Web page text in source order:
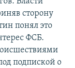
сторону
понял это
ФСБ.
подпиской о